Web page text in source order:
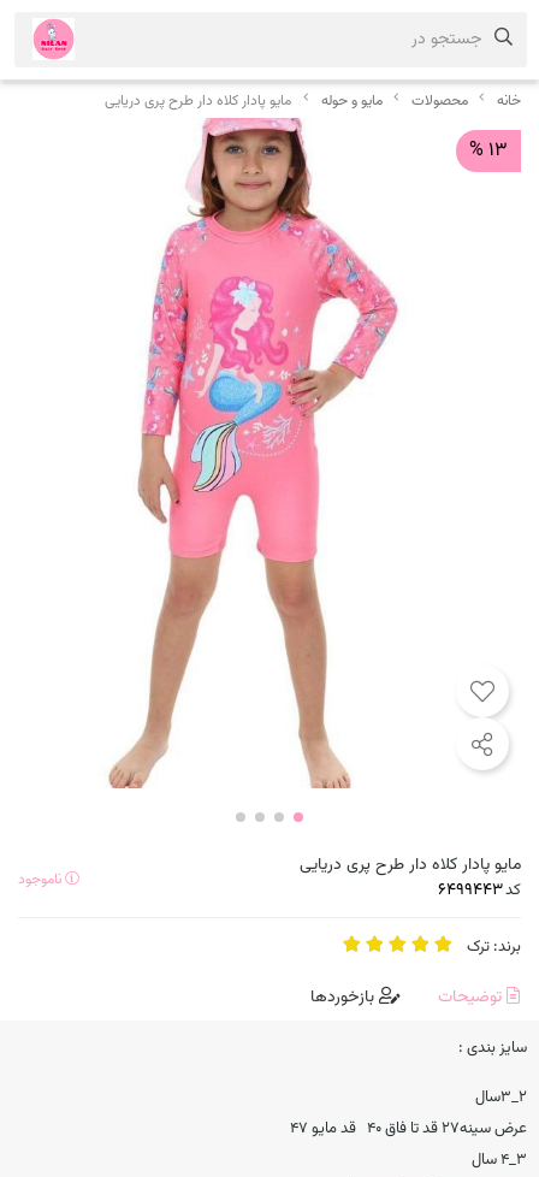
خانه محصولات مایو و حوله مایو پادار کلاه دار طرح پری دریایی
13 %
مایو پادار کلاه دار طرح پری دریایی
کد ناموجود
برند: ترک
توضیحات بازخوردها
سایز بندی :
۲_۳سال
عرض سینه۲۷ قد تا فاق ۴۰ قد مایو ۴۷
۳_۴ سال
جستجو در